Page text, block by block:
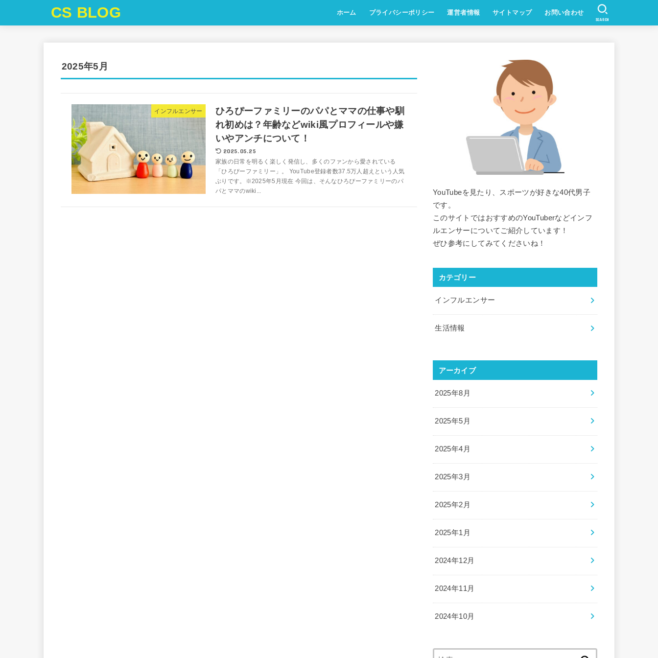
CS BLOG ホーム プライバシーポリシー 運営者情報 サイトマップ お問い合わせ
SEARCH
2025年5月
インフルエンサー
ひろぴーファミリーのパパとママの仕事や馴
れ初めは？年齢などwiki風プロフィールや嫌
いやアンチについて！
2025.05.25
家族の日常を明るく楽しく発信し、多くのファンから愛されている
「ひろぴーファミリー」。 YouTube登録者数37.5万人超えという人気
ぶりです。※2025年5月現在 今回は、そんなひろぴーファミリーのパ
パとママのwiki...
YouTubeを見たり、スポーツが好きな40代男子
です。
このサイトではおすすめのYouTuberなどインフ
ルエンサーについてご紹介しています！
ぜひ参考にしてみてくださいね！
カテゴリー
インフルエンサー
生活情報
アーカイブ
2025年8月
2025年5月
2025年4月
2025年3月
2025年2月
2025年1月
2024年12月
2024年11月
2024年10月